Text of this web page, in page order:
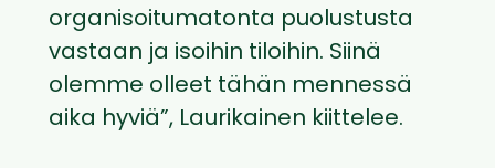
organisoitumatonta puolustusta
vastaan ja isoihin tiloihin. Siinä
olemme olleet tähän mennessä
aika hyviä”, Laurikainen kiittelee.